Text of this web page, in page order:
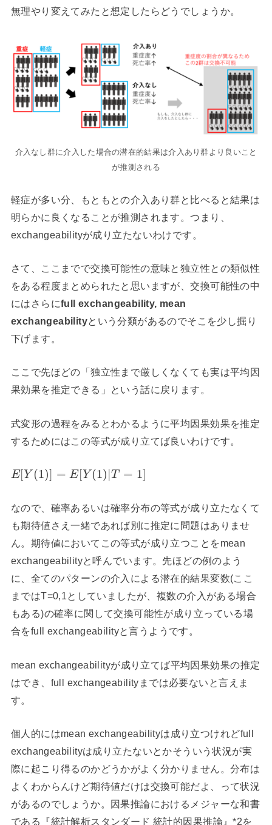
無理やり変えてみたと想定したらどうでしょうか。
介入なし群に介入した場合の潜在的結果は介入あり群より良いこと
が推測される
軽症が多い分、もともとの介入あり群と比べると結果は
明らかに良くなることが推測されます。つまり、
exchangeabilityが成り立たないわけです。
さて、ここまでで交換可能性の意味と独立性との類似性
をある程度まとめられたと思いますが、交換可能性の中
にはさらにfull exchangeability, mean
exchangeabilityという分類があるのでそこを少し掘り
下げます。
ここで先ほどの「独立性まで厳しくなくても実は平均因
果効果を推定できる」という話に戻ります。
式変形の過程をみるとわかるように平均因果効果を推定
するためにはこの等式が成り立てば良いわけです。
E[Y (1)] = E[Y (1) |T = 1]
なので、確率あるいは確率分布の等式が成り立たなくて
も期待値さえ一緒であれば別に推定に問題はありませ
ん。期待値においてこの等式が成り立つことをmean
exchangeabilityと呼んでいます。先ほどの例のよう
に、全てのパターンの介入による潜在的結果変数(ここ
まではT=0,1としていましたが、複数の介入がある場合
もある)の確率に関して交換可能性が成り立っている場
合をfull exchangeabilityと言うようです。
mean exchangeabilityが成り立てば平均因果効果の推定
はでき、full exchangeabilityまでは必要ないと言えま
す。
個人的にはmean exchangeabilityは成り立つけれどfull
exchangeabilityは成り立たないとかそういう状況が実
際に起こり得るのかどうかがよく分かりません。分布は
よくわからんけど期待値だけは交換可能だよ、って状況
があるのでしょうか。因果推論におけるメジャーな和書
である『統計解析スタンダード 統計的因果推論』*2を